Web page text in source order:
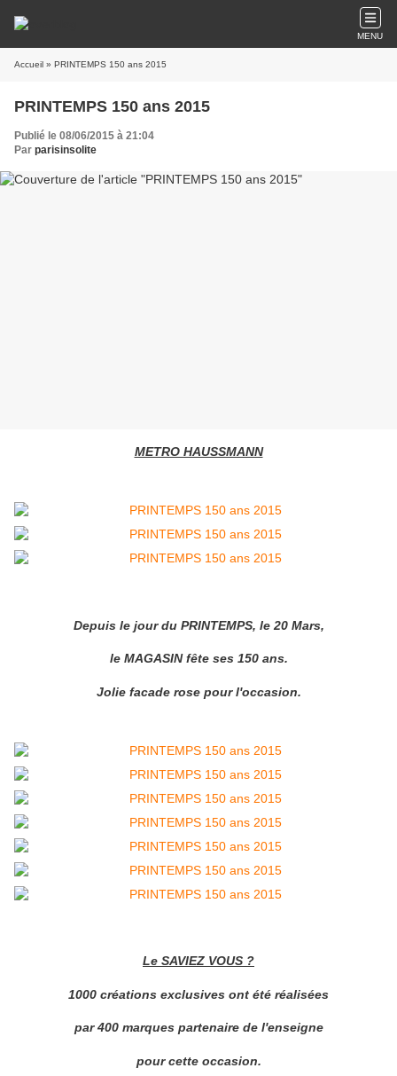
MENU
Accueil » PRINTEMPS 150 ans 2015
PRINTEMPS 150 ans 2015
Publié le 08/06/2015 à 21:04
Par parisinsolite
METRO HAUSSMANN
Depuis le jour du PRINTEMPS, le 20 Mars,
le MAGASIN fête ses 150 ans.
Jolie facade rose pour l'occasion.
Le SAVIEZ VOUS ?
1000 créations exclusives ont été réalisées
par 400 marques partenaire de l'enseigne
pour cette occasion.